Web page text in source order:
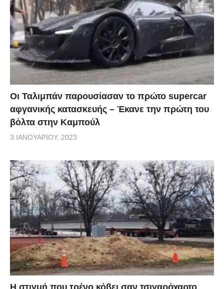
Οι Ταλιμπάν παρουσίασαν το πρώτο supercar
αφγανικής κατασκευής – Έκανε την πρώτη του
βόλτα στην Καμπούλ
3 ΙΑΝΟΥΑΡΊΟΥ, 2023
H στιγμή που τρένο κόβει σαν τσιγαρόχαρτο